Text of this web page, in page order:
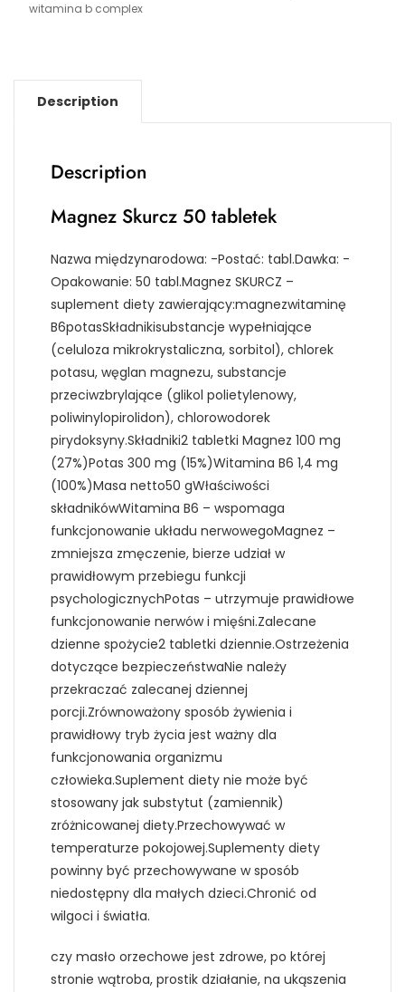
witamina b complex
Description
Description
Magnez Skurcz 50 tabletek
Nazwa międzynarodowa: -Postać: tabl.Dawka: -
Opakowanie: 50 tabl.Magnez SKURCZ –
suplement diety zawierający:magnezwitaminę
B6potasSkładnikisubstancje wypełniające
(celuloza mikrokrystaliczna, sorbitol), chlorek
potasu, węglan magnezu, substancje
przeciwzbrylające (glikol polietylenowy,
poliwinylopirolidon), chlorowodorek
pirydoksyny.Składniki2 tabletki Magnez 100 mg
(27%)Potas 300 mg (15%)Witamina B6 1,4 mg
(100%)Masa netto50 gWłaściwości
składnikówWitamina B6 – wspomaga
funkcjonowanie układu nerwowegoMagnez –
zmniejsza zmęczenie, bierze udział w
prawidłowym przebiegu funkcji
psychologicznychPotas – utrzymuje prawidłowe
funkcjonowanie nerwów i mięśni.Zalecane
dzienne spożycie2 tabletki dziennie.Ostrzeżenia
dotyczące bezpieczeństwaNie należy
przekraczać zalecanej dziennej
porcji.Zrównoważony sposób żywienia i
prawidłowy tryb życia jest ważny dla
funkcjonowania organizmu
człowieka.Suplement diety nie może być
stosowany jak substytut (zamiennik)
zróżnicowanej diety.Przechowywać w
temperaturze pokojowej.Suplementy diety
powinny być przechowywane w sposób
niedostępny dla małych dzieci.Chronić od
wilgoci i światła.
czy masło orzechowe jest zdrowe, po której
stronie wątroba, prostik działanie, na ukąszenia